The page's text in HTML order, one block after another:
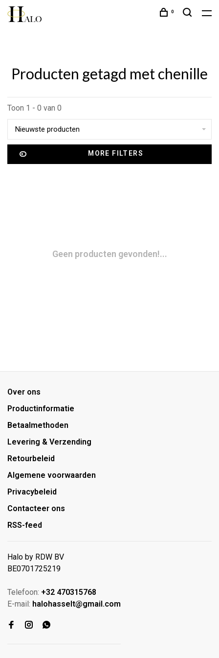
0
Producten getagd met chenille
Toon 1 - 0 van 0
Nieuwste producten
MORE FILTERS
Geen producten gevonden!...
Over ons
Productinformatie
Betaalmethoden
Levering & Verzending
Retourbeleid
Algemene voorwaarden
Privacybeleid
Contacteer ons
RSS-feed
Halo by RDW BV
BE0701725219
Telefoon: +32 470315768
E-mail: halohasselt@gmail.com